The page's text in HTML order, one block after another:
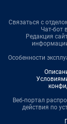
Связаться с
Чат-бот
Редакция
Особенности
Веб-портал
действия по